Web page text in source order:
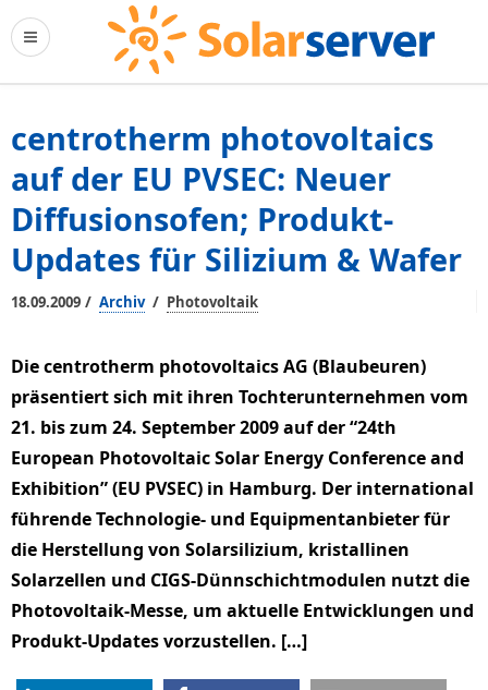
centrotherm photovoltaics
auf der EU PVSEC: Neuer
Diffusionsofen; Produkt-
Updates für Silizium & Wafer
18.09.2009 / Archiv / Photovoltaik
Die centrotherm photovoltaics AG (Blaubeuren)
präsentiert sich mit ihren Tochterunternehmen vom
21. bis zum 24. September 2009 auf der “24th
European Photovoltaic Solar Energy Conference and
Exhibition” (EU PVSEC) in Hamburg. Der international
führende Technologie- und Equipmentanbieter für
die Herstellung von Solarsilizium, kristallinen
Solarzellen und CIGS-Dünnschichtmodulen nutzt die
Photovoltaik-Messe, um aktuelle Entwicklungen und
Produkt-Updates vorzustellen. […]